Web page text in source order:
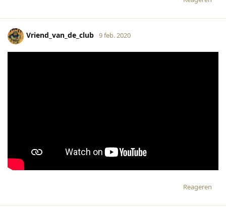
Vriend_van_de_club 9 feb. 2020
Reageren